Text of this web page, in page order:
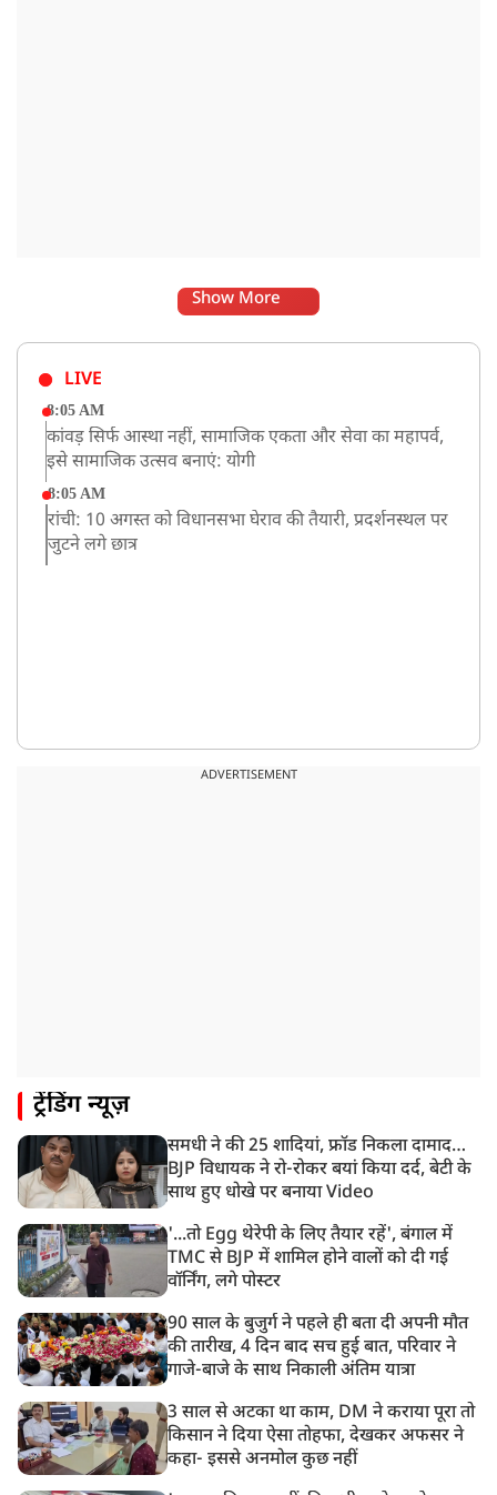
Show More
LIVE
8:05 AM
कांवड़ सिर्फ आस्था नहीं, सामाजिक एकता और सेवा का महापर्व,
इसे सामाजिक उत्सव बनाएं: योगी
8:05 AM
रांची: 10 अगस्त को विधानसभा घेराव की तैयारी, प्रदर्शनस्थल पर
जुटने लगे छात्र
ADVERTISEMENT
ट्रेंडिंग न्यूज़
समधी ने की 25 शादियां, फ्रॉड निकला दामाद…
BJP विधायक ने रो-रोकर बयां किया दर्द, बेटी के
साथ हुए धोखे पर बनाया Video
'...तो Egg थेरेपी के लिए तैयार रहें', बंगाल में
TMC से BJP में शामिल होने वालों को दी गई
वॉर्निंग, लगे पोस्टर
90 साल के बुजुर्ग ने पहले ही बता दी अपनी मौत
की तारीख, 4 दिन बाद सच हुई बात, परिवार ने
गाजे-बाजे के साथ निकाली अंतिम यात्रा
3 साल से अटका था काम, DM ने कराया पूरा तो
किसान ने दिया ऐसा तोहफा, देखकर अफसर ने
कहा- इससे अनमोल कुछ नहीं